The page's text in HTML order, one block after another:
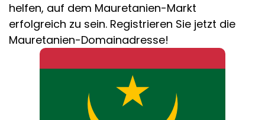
helfen, auf dem Mauretanien-Markt
erfolgreich zu sein. Registrieren Sie jetzt die
Mauretanien-Domainadresse!